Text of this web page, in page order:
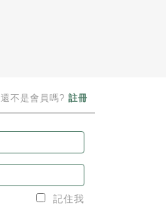
還不是會員嗎? 註冊
記住我